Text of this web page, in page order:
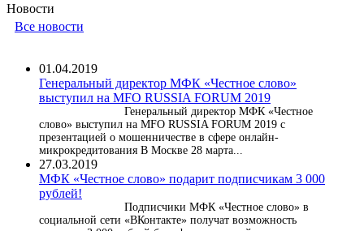
Новости
Все новости
01.04.2019
Генеральный директор МФК «Честное слово»
выступил на MFO RUSSIA FORUM 2019
Генеральный директор МФК «Честное
слово» выступил на MFO RUSSIA FORUM 2019 с
презентацией о мошенничестве в сфере онлайн-
микрокредитования В Москве 28 марта...
27.03.2019
МФК «Честное слово» подарит подписчикам 3 000
рублей!
Подписчики МФК «Честное слово» в
социальной сети «ВКонтакте» получат возможность